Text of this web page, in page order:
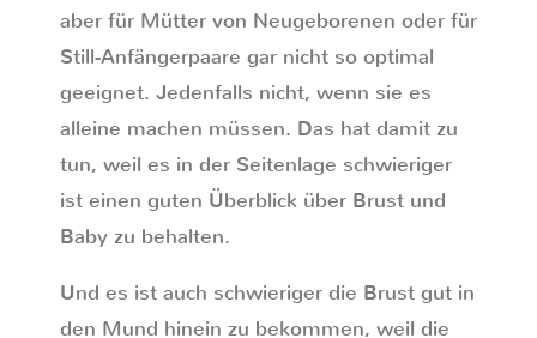
aber für Mütter von Neugeborenen oder für
Still-Anfängerpaare gar nicht so optimal
geeignet. Jedenfalls nicht, wenn sie es
alleine machen müssen. Das hat damit zu
tun, weil es in der Seitenlage schwieriger
ist einen guten Überblick über Brust und
Baby zu behalten.
Und es ist auch schwieriger die Brust gut in
den Mund hinein zu bekommen, weil die